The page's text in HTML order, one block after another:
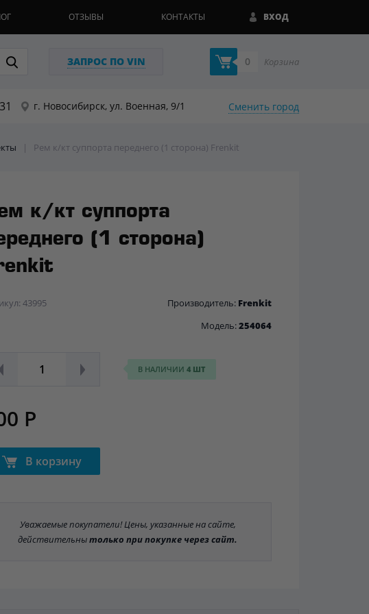
ВХОД
ОТЗЫВЫ КОНТАКТЫ
ЗАПРОС ПО VIN 0 Корзина
г. Новосибирск, ул. Военная, 9/1 Сменить город
| Рем к/кт суппорта переднего (1 сторона) Frenkit
к/кт суппорта
(1 сторона)
43995 Производитель: Frenkit
Модель:254064
В НАЛИЧИИ 4 ШТ
Р
В корзину
Уважаемые покупатели! Цены, указанные на сайте,
действительнытолько при покупке через сайт.